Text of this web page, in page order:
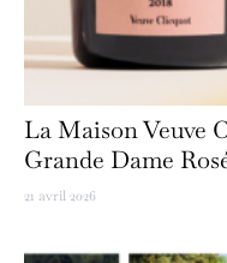
La Maison Veuve
Grande Dame
21 avril 2026